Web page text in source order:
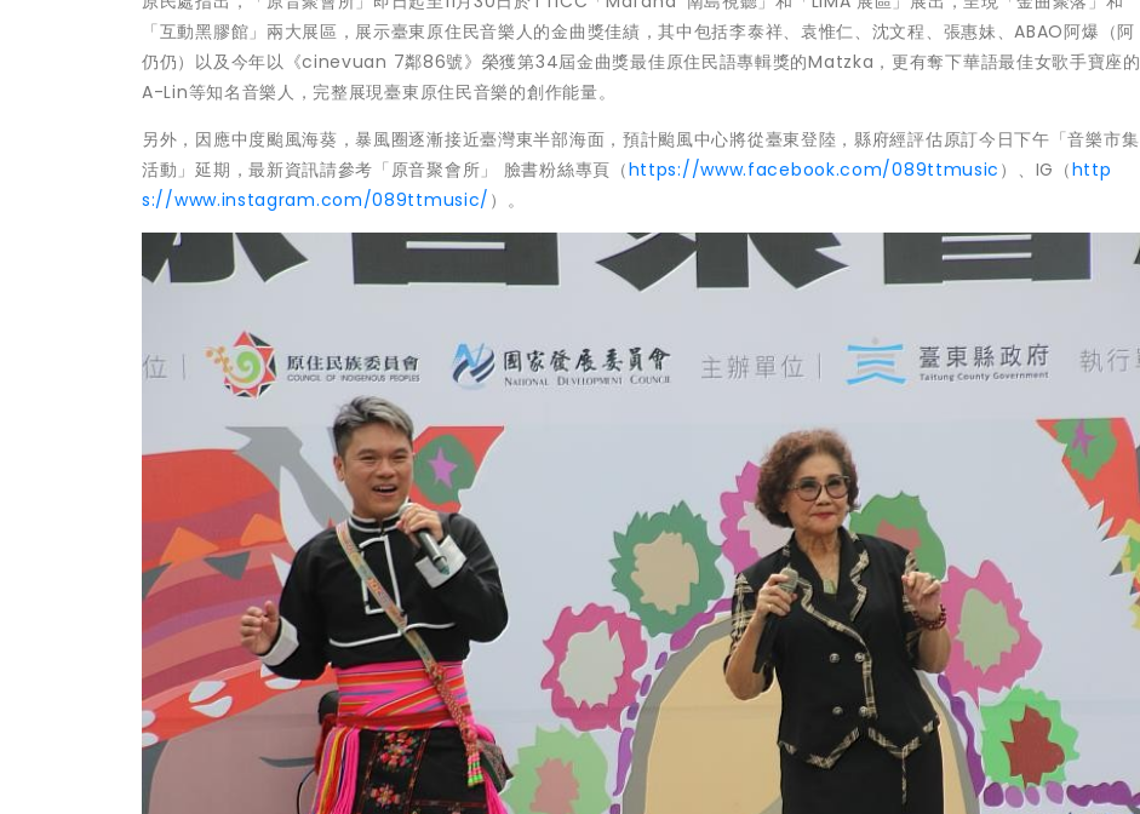
「互動黑膠館」兩大展區，展示臺東原住民音樂人的金曲獎佳績，其中包括李泰祥、袁惟仁、沈文程、張惠妹、ABAO阿爆（阿
仍仍）以及今年以《cinevuan 7鄰86號》榮獲第34屆金曲獎最佳原住民語專輯獎的Matzka，更有奪下華語最佳女歌手寶座的
A-Lin等知名音樂人，完整展現臺東原住民音樂的創作能量。
另外，因應中度颱風海葵，暴風圈逐漸接近臺灣東半部海面，預計颱風中心將從臺東登陸，縣府經評估原訂今日下午「音樂市集
活動」延期，最新資訊請參考「原音聚會所」 臉書粉絲專頁（https://www.facebook.com/089ttmusic ）、IG（http
s://www.instagram.com/089ttmusic/ ）。